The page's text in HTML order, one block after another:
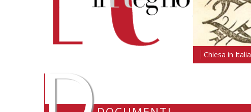
Chiesa in Italia